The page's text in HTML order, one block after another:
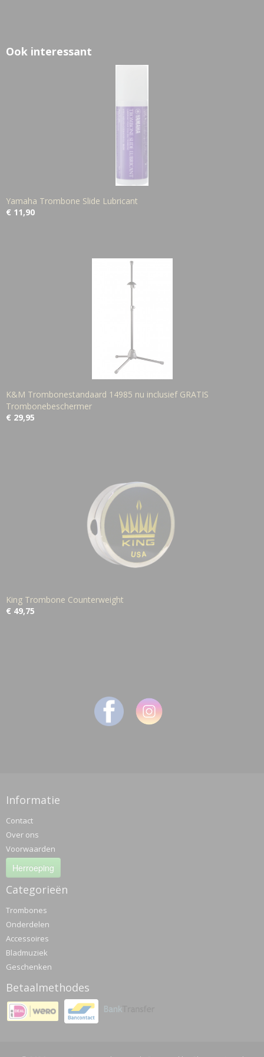
Ook interessant
Yamaha Trombone Slide Lubricant
€ 11,90
K&M Trombonestandaard 14985 nu inclusief GRATIS
Trombonebeschermer
€ 29,95
King Trombone Counterweight
€ 49,75
Informatie
Contact
Over ons
Voorwaarden
Herroeping
Categorieën
Trombones
Onderdelen
Accessoires
Bladmuziek
Geschenken
Betaalmethodes